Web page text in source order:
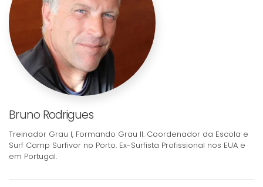
Bruno Rodrigues
Treinador Grau I, Formando Grau II. Coordenador da Escola e
Surf Camp Surfivor no Porto. Ex-Surfista Profissional nos EUA e
em Portugal.